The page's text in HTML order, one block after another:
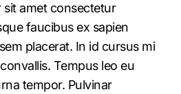
amet consectetur
faucibus ex sapien
placerat. In id cursus mi
Tempus leo eu
tempor. Pulvinar